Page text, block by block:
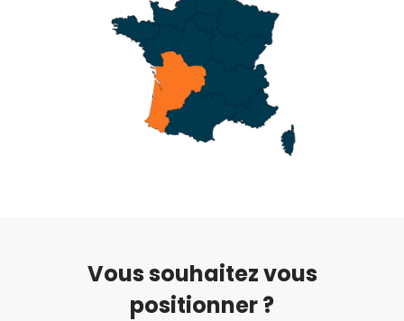
Vous souhaitez vous
positionner ?